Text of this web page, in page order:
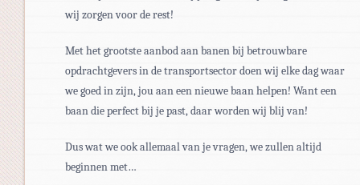
wij zorgen voor de rest!
Met het grootste aanbod aan banen bij betrouwbare
opdrachtgevers in de transportsector doen wij elke dag waar
we goed in zijn, jou aan een nieuwe baan helpen! Want een
baan die perfect bij je past, daar worden wij blij van!
Dus wat we ook allemaal van je vragen, we zullen altijd
beginnen met…